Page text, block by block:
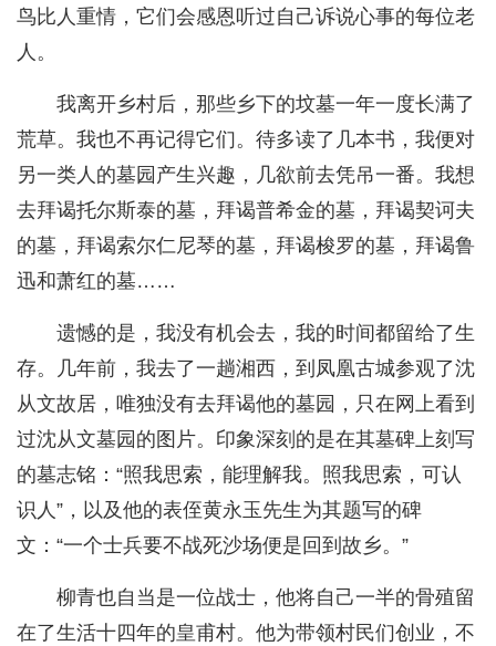
鸟比人重情，它们会感恩听过自己诉说心事的每位老
人。
我离开乡村后，那些乡下的坟墓一年一度长满了
荒草。我也不再记得它们。待多读了几本书，我便对
另一类人的墓园产生兴趣，几欲前去凭吊一番。我想
去拜谒托尔斯泰的墓，拜谒普希金的墓，拜谒契诃夫
的墓，拜谒索尔仁尼琴的墓，拜谒梭罗的墓，拜谒鲁
迅和萧红的墓……
遗憾的是，我没有机会去，我的时间都留给了生
存。几年前，我去了一趟湘西，到凤凰古城参观了沈
从文故居，唯独没有去拜谒他的墓园，只在网上看到
过沈从文墓园的图片。印象深刻的是在其墓碑上刻写
的墓志铭：“照我思索，能理解我。照我思索，可认
识人”，以及他的表侄黄永玉先生为其题写的碑
文：“一个士兵要不战死沙场便是回到故乡。”
柳青也自当是一位战士，他将自己一半的骨殖留
在了生活十四年的皇甫村。他为带领村民们创业，不